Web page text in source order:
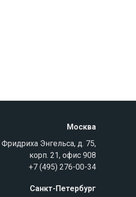
Москва
Фридриха Энгельса, д. 75,
корп. 21, офис 908
+7 (495) 276-00-34
Санкт-Петербург